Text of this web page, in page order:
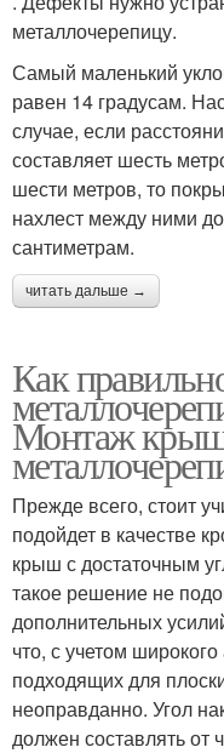
металлочерепицу.
Самый маленький
равен 14 градусам.
случае, если
составляет шесть
шести метров, то
нахлест между ними
сантиметрам.
читать дальше →
Как
Монтаж
Прежде всего, стоит
подойдет в качестве
крыш с достаточным
такое решение не
дополнительных
что, с учетом
подходящих для
неоправданно. Угол
должен составлять от